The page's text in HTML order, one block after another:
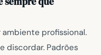
profissional.
discordar. Padrões